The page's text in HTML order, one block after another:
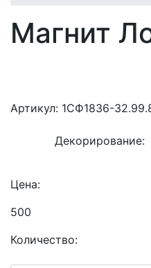
Магнит
Артикул: 1СФ1836-
Декорирование:
Цена:
500
Количество: